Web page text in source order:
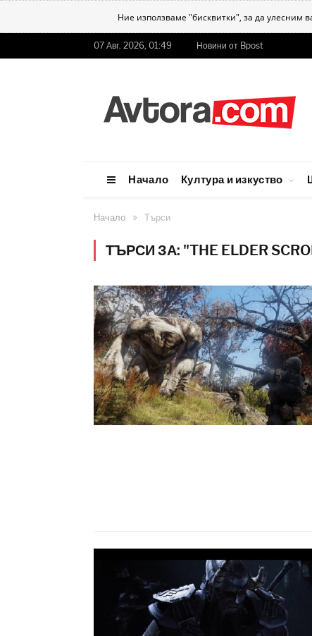
Ние използваме "бисквитки", за да улесним
07 Авг. 2026, 01:49 Новини от Bpost
Начало Култура и изкуство
Начало » Търси
ТЪРСИ ЗА: "THE ELDER